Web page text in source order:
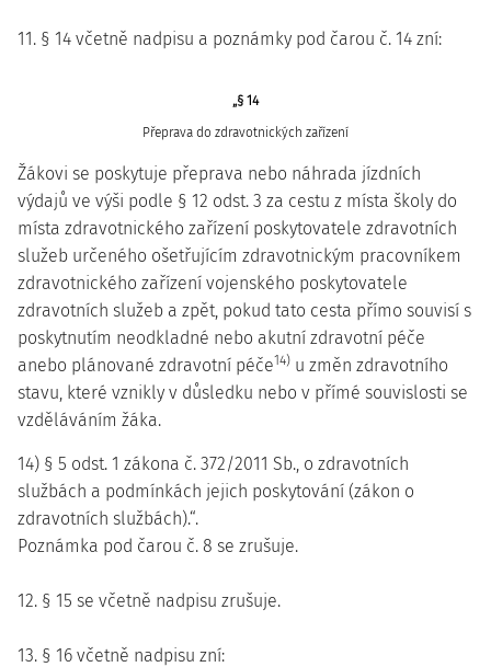
11. § 14 včetně nadpisu a poznámky pod čarou č. 14 zní:
„§ 14
Přeprava do zdravotnických zařízení
Žákovi se poskytuje přeprava nebo náhrada jízdních
výdajů ve výši podle § 12 odst. 3 za cestu z místa školy do
místa zdravotnického zařízení poskytovatele zdravotních
služeb určeného ošetřujícím zdravotnickým pracovníkem
zdravotnického zařízení vojenského poskytovatele
zdravotních služeb a zpět, pokud tato cesta přímo souvisí s
poskytnutím neodkladné nebo akutní zdravotní péče
anebo plánované zdravotní péče14) u změn zdravotního
stavu, které vznikly v důsledku nebo v přímé souvislosti se
vzděláváním žáka.
14) § 5 odst. 1 zákona č. 372/2011 Sb., o zdravotních
službách a podmínkách jejich poskytování (zákon o
zdravotních službách).“.
Poznámka pod čarou č. 8 se zrušuje.
12. § 15 se včetně nadpisu zrušuje.
13. § 16 včetně nadpisu zní: